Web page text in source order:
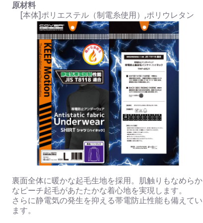
原材料
[本体]ポリエステル（制電糸使用）,ポリウレタン
裏面全体に暖かな起毛生地を採用。肌触りもなめらか
なピーチ起毛があたたかな着心地を実現します。
さらに静電気の発生を抑える帯電防止性能も備えてい
ます。